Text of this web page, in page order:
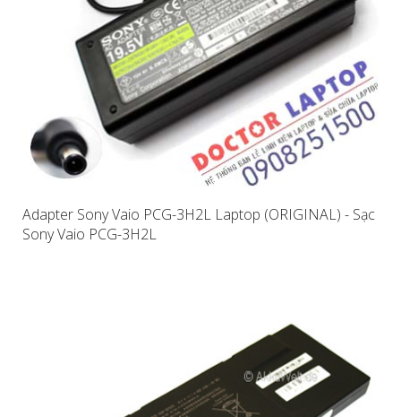
Adapter Sony Vaio PCG-3H2L Laptop (ORIGINAL) - Sạc
Sony Vaio PCG-3H2L